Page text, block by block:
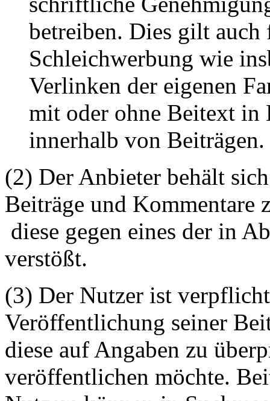
betreiben. Dies gilt auch
Schleichwerbung wie
Verlinken der eigenen
mit oder ohne Beitext in
innerhalb von Beiträgen.
(2) Der Anbieter behält
Beiträge und Kommentare
diese gegen eines der in
verstößt.
(3) Der Nutzer ist
Veröffentlichung seiner
diese auf Angaben zu
veröffentlichen möchte.